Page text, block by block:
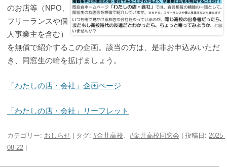
のお店等（NPO、
フリーランスや個
人事業主を含む）
を無償で紹介するこの企画。該当の方は、是非お申込みいただ
き、同窓生の輪を拡げましょう。
「わたしの店・会社」企画ページ
「わたしの店・会社」リーフレット
カテゴリー: おしらせ | タグ: #金井高校、 #金井高校同窓会 | 投稿日: 2025-
08-22